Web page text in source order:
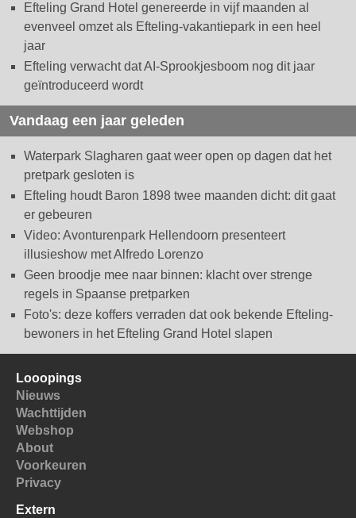
Efteling Grand Hotel genereerde in vijf maanden al
evenveel omzet als Efteling-vakantiepark in een heel
jaar
Efteling verwacht dat AI-Sprookjesboom nog dit jaar
geïntroduceerd wordt
Vandaag een jaar geleden
Waterpark Slagharen gaat weer open op dagen dat het
pretpark gesloten is
Efteling houdt Baron 1898 twee maanden dicht: dit gaat
er gebeuren
Video: Avonturenpark Hellendoorn presenteert
illusieshow met Alfredo Lorenzo
Geen broodje mee naar binnen: klacht over strenge
regels in Spaanse pretparken
Foto's: deze koffers verraden dat ook bekende Efteling-
bewoners in het Efteling Grand Hotel slapen
Looopings
Nieuws
Wachttijden
Webshop
About
Voorkeuren
Privacy
Extern